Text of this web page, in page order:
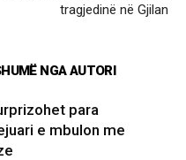
tragjedinë në Gjilan
NGA AUTORI
para
e mbulon me